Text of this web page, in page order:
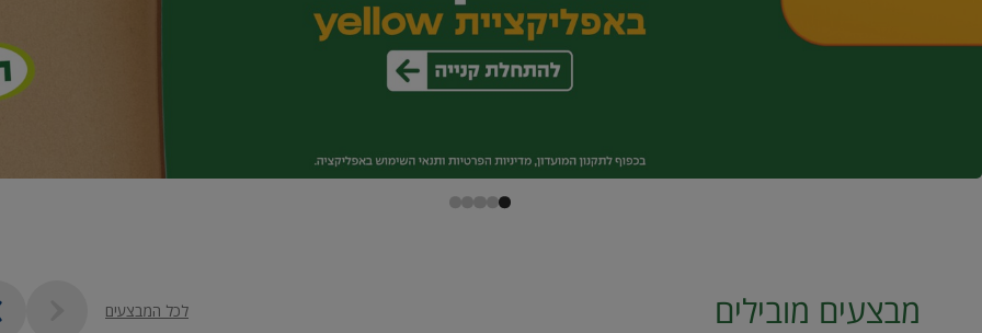
מבצעים מובילים לכל המבצעים